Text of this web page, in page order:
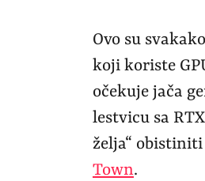
Ovo su
koji koriste
očekuje jača
lestvicu sa
želja“
Town.